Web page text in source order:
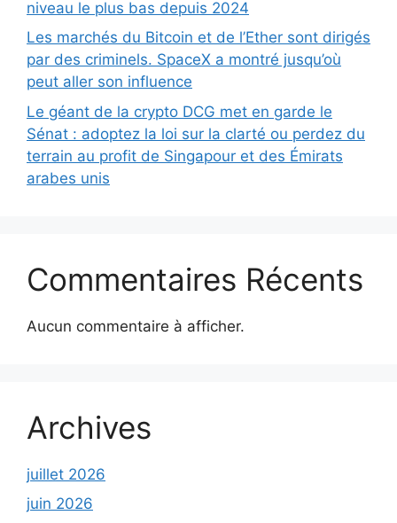
niveau le plus bas depuis 2024
Les marchés du Bitcoin et de l’Ether sont dirigés
par des criminels. SpaceX a montré jusqu’où
peut aller son influence
Le géant de la crypto DCG met en garde le
Sénat : adoptez la loi sur la clarté ou perdez du
terrain au profit de Singapour et des Émirats
arabes unis
Commentaires Récents
Aucun commentaire à afficher.
Archives
juillet 2026
juin 2026